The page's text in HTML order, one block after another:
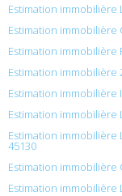
Estimation immobilière
Estimation immobilière
Estimation immobilière
Estimation immobilière
Estimation immobilière
Estimation immobilière
Estimation immobilière
45130
Estimation immobilière
Estimation immobilière